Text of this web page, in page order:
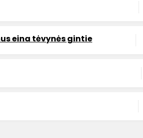
eina tėvynės gintie